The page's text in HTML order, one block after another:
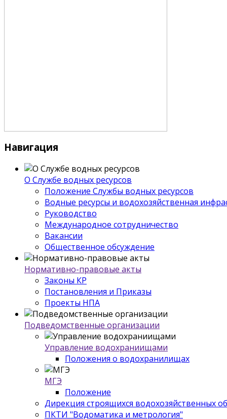
Навигация
О Службе водных ресурсов
Положение Службы водных ресурсов
Водные ресурсы и водохозяйственная
Руководство
Международное сотрудничество
Вакансии
Общественное обсуждение
Нормативно-правовые акты
Законы КР
Постановления и Приказы
Проекты НПА
Подведомственные организации
Управление водохраниищами
Положения о водохранилищах
МГЭ
Положение
Дирекция строящихся водохозяйственных
ПКТИ "Водоматика и метрология"